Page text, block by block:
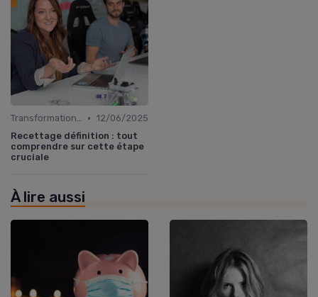
Transformation digitale des ventes • 12/06/2025
Recettage définition : tout
comprendre sur cette étape
cruciale
À lire aussi